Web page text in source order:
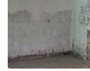
Magazzino
Parcheggio privato
Piano terra
Raw